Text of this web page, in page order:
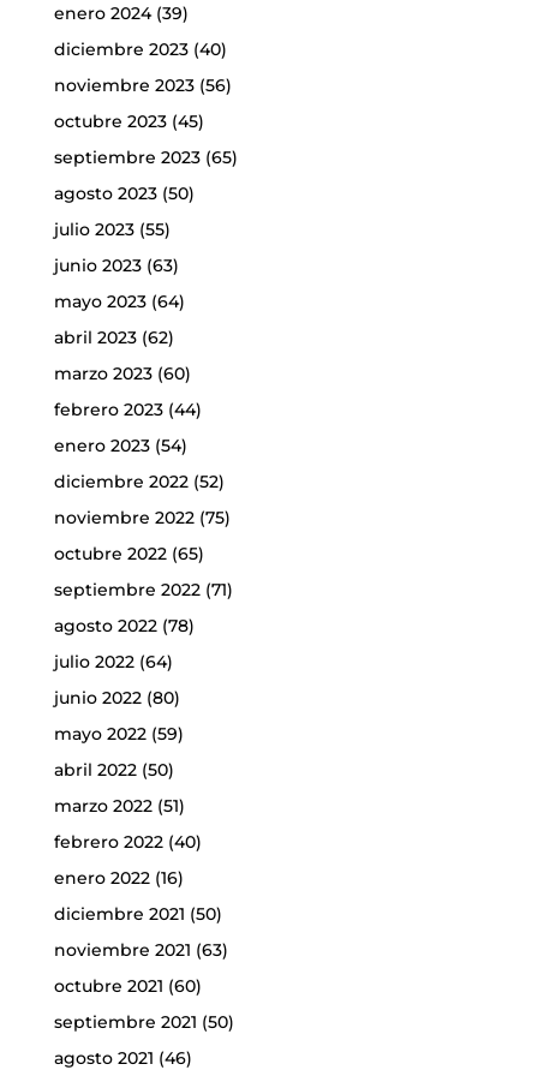
enero 2024(39)
diciembre 2023(40)
noviembre 2023(56)
octubre 2023(45)
septiembre 2023(65)
agosto 2023(50)
julio 2023(55)
junio 2023(63)
mayo 2023(64)
abril 2023(62)
marzo 2023(60)
febrero 2023(44)
enero 2023(54)
diciembre 2022(52)
noviembre 2022(75)
octubre 2022(65)
septiembre 2022(71)
agosto 2022(78)
julio 2022(64)
junio 2022(80)
mayo 2022(59)
abril 2022(50)
marzo 2022(51)
febrero 2022(40)
enero 2022(16)
diciembre 2021 (50)
noviembre 2021 (63)
octubre 2021 (60)
septiembre 2021 (50)
agosto 2021 (46)